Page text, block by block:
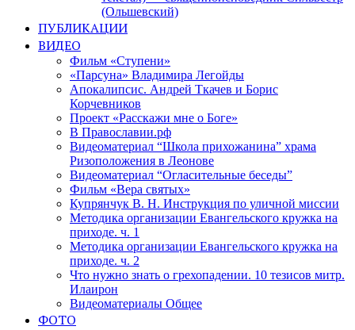
(Ольшевский)
ПУБЛИКАЦИИ
ВИДЕО
Фильм «Ступени»
«Парсуна» Владимира Легойды
Апокалипсис. Андрей Ткачев и Борис
Корчевников
Проект «Расскажи мне о Боге»
В Православии.рф
Видеоматериал “Школа прихожанина” храма
Ризоположения в Леонове
Видеоматериал “Огласительные беседы”
Фильм «Вера святых»
Купрянчук В. Н. Инструкция по уличной миссии
Методика организации Евангельского кружка на
приходе. ч. 1
Методика организации Евангельского кружка на
приходе. ч. 2
Что нужно знать о грехопадении. 10 тезисов митр.
Илаирон
Видеоматериалы Общее
ФОТО